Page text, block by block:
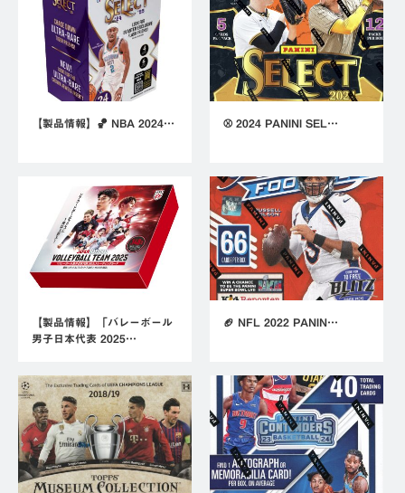
【製品情報】🏀 NBA 2024… ⚾ 2024 PANINI SEL…
【製品情報】「バレーボール
男子日本代表 2025…
🏈 NFL 2022 PANIN…